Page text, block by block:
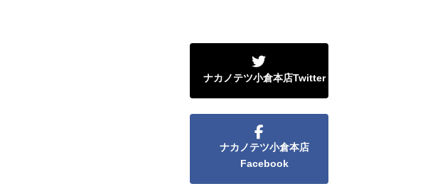
ナカノテツ小倉本店Twitter
ナカノテツ小倉本店
Facebook